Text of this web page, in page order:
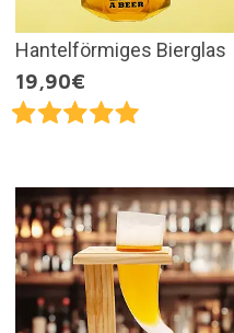
Hantelförmiges Bierglas
19,90€